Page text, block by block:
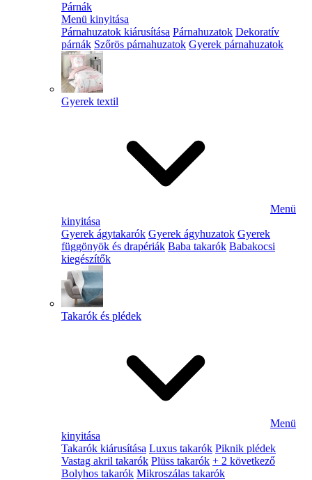
Párnák
Menü kinyitása
Párnahuzatok kiárusítása Párnahuzatok Dekoratív
párnák Szőrös párnahuzatok Gyerek párnahuzatok
Gyerek textil
Menü
kinyitása
Gyerek ágytakarók Gyerek ágyhuzatok Gyerek
függönyök és drapériák Baba takarók Babakocsi
kiegészítők
Takarók és plédek
Menü
kinyitása
Takarók kiárusítása Luxus takarók Piknik plédek
Vastag akril takarók Plüss takarók + 2 következő
Bolyhos takarók Mikroszálas takarók